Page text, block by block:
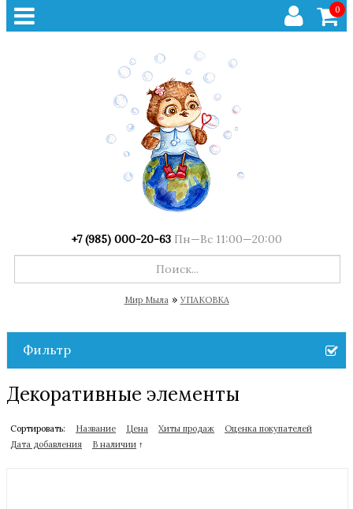
0
+7 (985) 000-20-63 Пн—Вс 11:00—20:00
Мир Мыла » УПАКОВКА
Фильтр
Декоративные элементы
Сортировать: Название Цена Хиты продаж
Оценка покупателей
Дата добавления
В наличии ↑